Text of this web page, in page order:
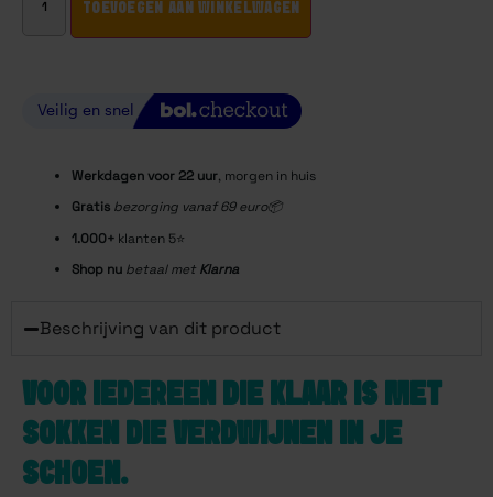
TOEVOEGEN AAN WINKELWAGEN
Werkdagen voor 22 uur, morgen in huis
Gratis bezorging vanaf 69 euro📦
1.000+ klanten 5⭐️
Shop nu betaal met Klarna
Beschrijving van dit product
VOOR IEDEREEN DIE KLAAR IS MET
SOKKEN DIE VERDWIJNEN IN JE
SCHOEN.